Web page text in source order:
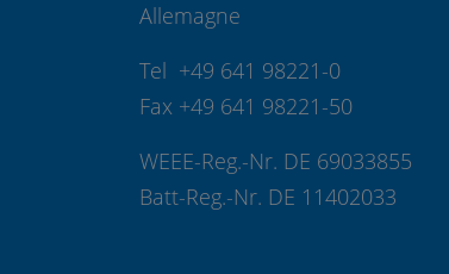
Allemagne
Tel +49 641 98221-0
Fax +49 641 98221-50
WEEE-Reg.-Nr. DE 69033855
Batt-Reg.-Nr. DE 11402033